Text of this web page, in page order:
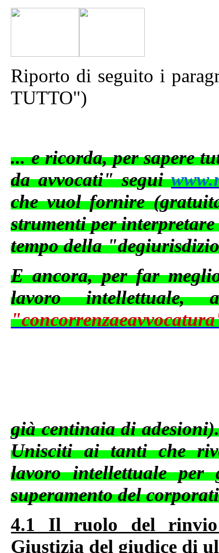
Riporto di seguito i
TUTTO")
... e ricorda, per sapere
da avvocati" segui
che vuol fornire
strumenti per
tempo della
E ancora, per far
lavoro intellettuale,
già centinaia di
Unisciti ai tanti che
lavoro intellettuale
superamento del
4.1 Il ruolo del
Giustizia del giudice di